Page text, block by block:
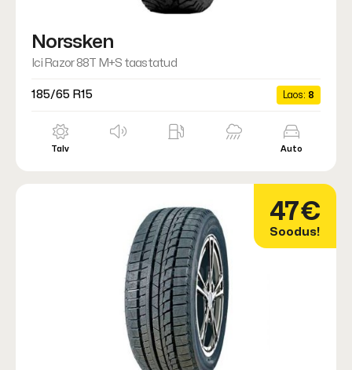
Norssken
Ici Razor 88T M+S taastatud
185/65 R15 Laos: 8
Talv Auto
47€
Soodus!